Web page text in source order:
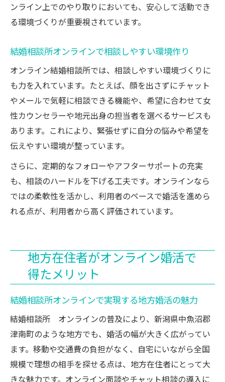
ンライン上でのやり取りにおいても、安心して活動でき
る環境づくりが重要視されています。
結婚相談所オンラインで相談しやすい環境作り
オンライン結婚相談所では、相談しやすい環境づくりに
も力を入れています。たとえば、顔を出さずにチャット
やメールで気軽に相談できる機能や、希望に合わせて女
性カウンセラーや地元出身の担当者を選べるサービスも
あります。これにより、緊張せずに自分の悩みや希望を
伝えやすい環境が整っています。
さらに、定期的なフォローやアフターサポートの充実
も、相談のハードルを下げる工夫です。オンラインなら
ではの柔軟性を活かし、利用者のペースで婚活を進めら
れる点が、利用者から高く評価されています。
地方在住者がオンライン婚活で
得たメリット
結婚相談所オンラインで実現する地方婚活の魅力
結婚相談所 オンラインの普及により、新潟県中魚沼郡
津南町のような地方でも、婚活の幅が大きく広がってい
ます。移動や交通費の負担がなく、自宅にいながら全国
規模で理想の相手を探せる点は、地方在住者にとって大